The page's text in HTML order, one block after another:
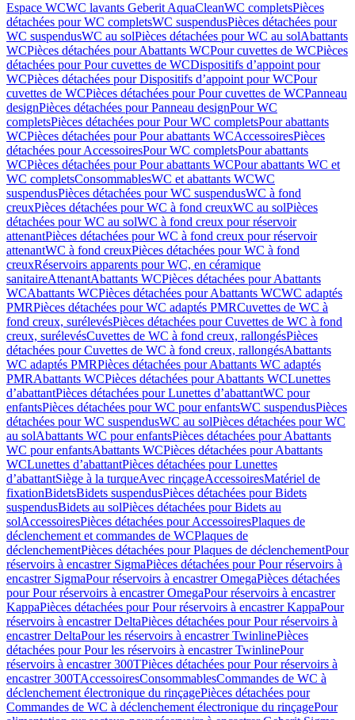
Espace WCWC lavants Geberit AquaCleanWC completsPièces
détachées pour WC completsWC suspendusPièces détachées pour
WC suspendusWC au solPièces détachées pour WC au solAbattants
WCPièces détachées pour Abattants WCPour cuvettes de WCPièces
détachées pour Pour cuvettes de WCDispositifs d’appoint pour
WCPièces détachées pour Dispositifs d’appoint pour WCPour
cuvettes de WCPièces détachées pour Pour cuvettes de WCPanneau
designPièces détachées pour Panneau designPour WC
completsPièces détachées pour Pour WC completsPour abattants
WCPièces détachées pour Pour abattants WCAccessoiresPièces
détachées pour AccessoiresPour WC completsPour abattants
WCPièces détachées pour Pour abattants WCPour abattants WC et
WC completsConsommablesWC et abattants WCWC
suspendusPièces détachées pour WC suspendusWC à fond
creuxPièces détachées pour WC à fond creuxWC au solPièces
détachées pour WC au solWC à fond creux pour réservoir
attenantPièces détachées pour WC à fond creux pour réservoir
attenantWC à fond creuxPièces détachées pour WC à fond
creuxRéservoirs apparents pour WC, en céramique
sanitaireAttenantAbattants WCPièces détachées pour Abattants
WCAbattants WCPièces détachées pour Abattants WCWC adaptés
PMRPièces détachées pour WC adaptés PMRCuvettes de WC à
fond creux, surélevésPièces détachées pour Cuvettes de WC à fond
creux, surélevésCuvettes de WC à fond creux, rallongésPièces
détachées pour Cuvettes de WC à fond creux, rallongésAbattants
WC adaptés PMRPièces détachées pour Abattants WC adaptés
PMRAbattants WCPièces détachées pour Abattants WCLunettes
d’abattantPièces détachées pour Lunettes d’abattantWC pour
enfantsPièces détachées pour WC pour enfantsWC suspendusPièces
détachées pour WC suspendusWC au solPièces détachées pour WC
au solAbattants WC pour enfantsPièces détachées pour Abattants
WC pour enfantsAbattants WCPièces détachées pour Abattants
WCLunettes d’abattantPièces détachées pour Lunettes
d’abattantSiège à la turqueAvec rinçageAccessoiresMatériel de
fixationBidetsBidets suspendusPièces détachées pour Bidets
suspendusBidets au solPièces détachées pour Bidets au
solAccessoiresPièces détachées pour AccessoiresPlaques de
déclenchement et commandes de WCPlaques de
déclenchementPièces détachées pour Plaques de déclenchementPour
réservoirs à encastrer SigmaPièces détachées pour Pour réservoirs à
encastrer SigmaPour réservoirs à encastrer OmegaPièces détachées
pour Pour réservoirs à encastrer OmegaPour réservoirs à encastrer
KappaPièces détachées pour Pour réservoirs à encastrer KappaPour
réservoirs à encastrer DeltaPièces détachées pour Pour réservoirs à
encastrer DeltaPour les réservoirs à encastrer TwinlinePièces
détachées pour Pour les réservoirs à encastrer TwinlinePour
réservoirs à encastrer 300TPièces détachées pour Pour réservoirs à
encastrer 300TAccessoiresConsommablesCommandes de WC à
déclenchement électronique du rinçagePièces détachées pour
Commandes de WC à déclenchement électronique du rinçagePour